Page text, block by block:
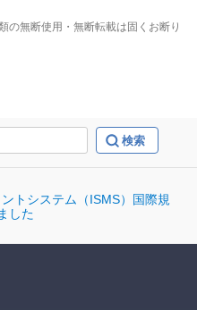
の無断使用・無断転載は固くお断り
トシステム（ISMS）国際規
した